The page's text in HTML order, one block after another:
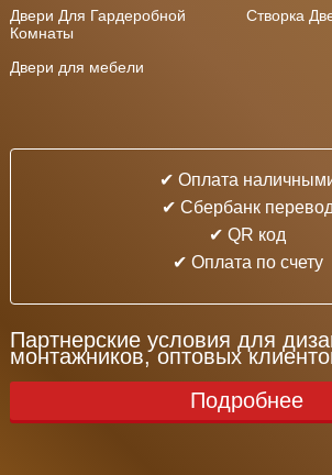
Двери Для Гардеробной
Комнаты
Створка
Двери для мебели
✔ Оплата
✔ Cбербанк перевод
✔ QR код
✔ Оплата по счету
Партнерские условия для
монтажников, оптовых
Подробнее